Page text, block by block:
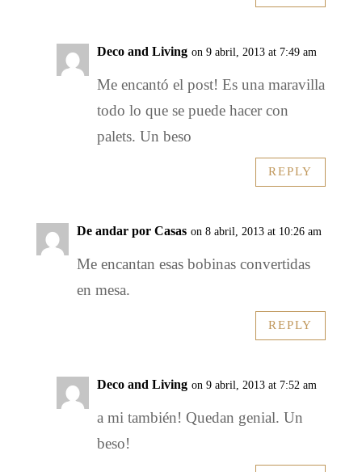
Deco and Living on 9 abril, 2013 at 7:49 am
Me encantó el post! Es una maravilla
todo lo que se puede hacer con
palets. Un beso
REPLY
De andar por Casas on 8 abril, 2013 at 10:26 am
Me encantan esas bobinas convertidas
en mesa.
REPLY
Deco and Living on 9 abril, 2013 at 7:52 am
a mi también! Quedan genial. Un
beso!